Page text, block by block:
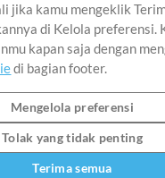
jika kamu mengeklik
di Kelola preferensi.
kapan saja dengan
di bagian footer.
Mengelola preferensi
Tolak yang tidak penting
Terima semua